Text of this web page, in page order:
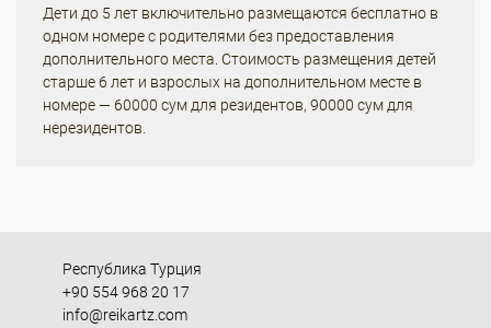
Дети до 5 лет включительно размещаются бесплатно в
одном номере с родителями без предоставления
дополнительного места. Стоимость размещения детей
старше 6 лет и взрослых на дополнительном месте в
номере — 60000 сум для резидентов, 90000 сум для
нерезидентов.
Республика Турция
+90 554 968 20 17
info@reikartz.com